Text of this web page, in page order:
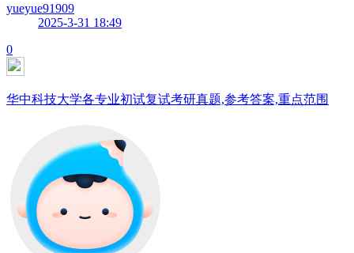
yueyue91909
2025-3-31 18:49
0
华中科技大学各专业初试复试考研真题,参考答案,重点范围